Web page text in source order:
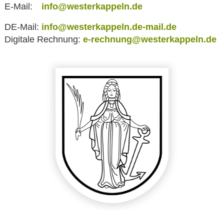
E-Mail:
info@westerkappeln.de
DE-Mail: info@westerkappeln.de-mail.de
Digitale Rechnung: e-rechnung@westerkappeln.de